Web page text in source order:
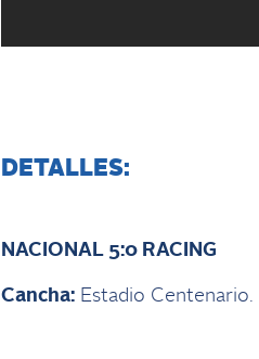
DETALLES:
NACIONAL 5:0 RACING
Cancha:Estadio Centenario.